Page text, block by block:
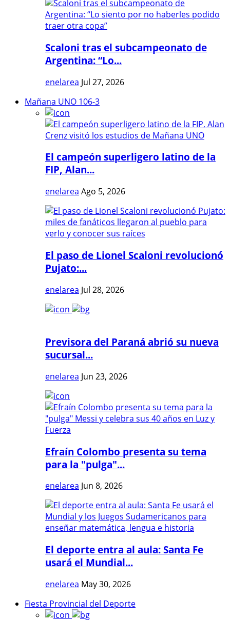
Scaloni tras el subcampeonato de
Argentina: “Lo...
enelarea Jul 27, 2026
Mañana UNO 106-3
El campeón superligero latino de la
FIP, Alan...
enelarea Ago 5, 2026
El paso de Lionel Scaloni revolucionó
Pujato:...
enelarea Jul 28, 2026
Previsora del Paraná abrió su nueva
sucursal...
enelarea Jun 23, 2026
Efraín Colombo presenta su tema
para la "pulga"...
enelarea Jun 8, 2026
El deporte entra al aula: Santa Fe
usará el Mundial...
enelarea May 30, 2026
Fiesta Provincial del Deporte